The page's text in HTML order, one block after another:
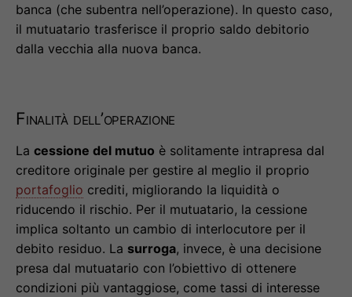
banca (che subentra nell’operazione). In questo caso,
il mutuatario trasferisce il proprio saldo debitorio
dalla vecchia alla nuova banca.
Finalità dell’operazione
La cessione del mutuo è solitamente intrapresa dal
creditore originale per gestire al meglio il proprio
portafoglio crediti, migliorando la liquidità o
riducendo il rischio. Per il mutuatario, la cessione
implica soltanto un cambio di interlocutore per il
debito residuo. La surroga, invece, è una decisione
presa dal mutuatario con l’obiettivo di ottenere
condizioni più vantaggiose, come tassi di interesse